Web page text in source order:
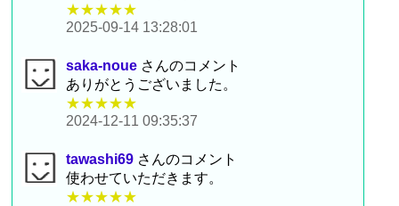
★★★★★
2025-09-14 13:28:01
saka-noue さんのコメント
ありがとうございました。
★★★★★
2024-12-11 09:35:37
tawashi69 さんのコメント
使わせていただきます。
★★★★★